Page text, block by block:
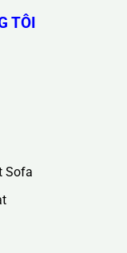
Phường Từ Liêm -